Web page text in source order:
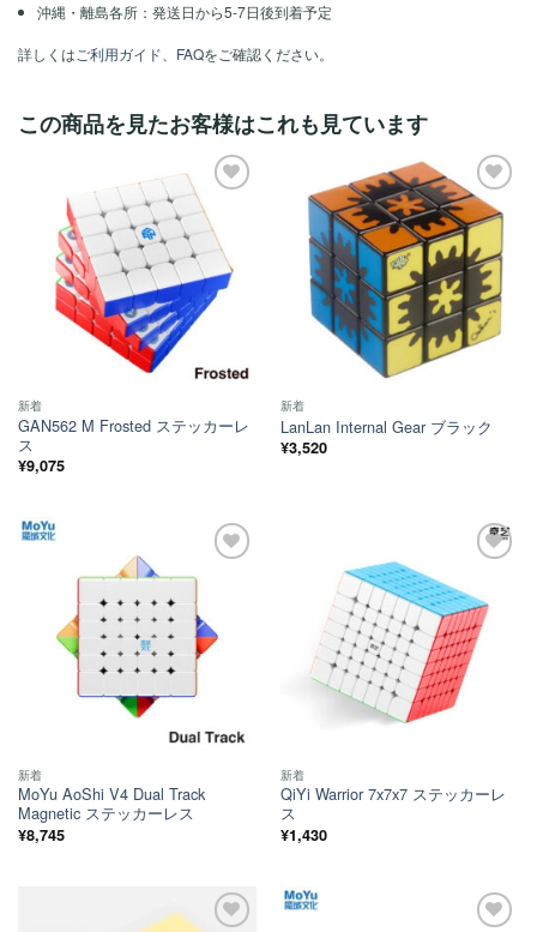
沖縄・離島各所：発送日から5-7日後到着予定
詳しくはご利用ガイド FAQをご確認ください。
この商品を見たお客様はこれも見ています
新着
GAN562 M Frosted ステッカーレ
ス
¥9,075
ほし
い！
新着
LanLan Internal Gear ブラック
¥3,520
新着
MoYu AoShi V4 Dual Track
Magnetic ステッカーレス
¥8,745
新着
QiYi Warrior 7x7x7 ステッカーレ
ス
¥1,430